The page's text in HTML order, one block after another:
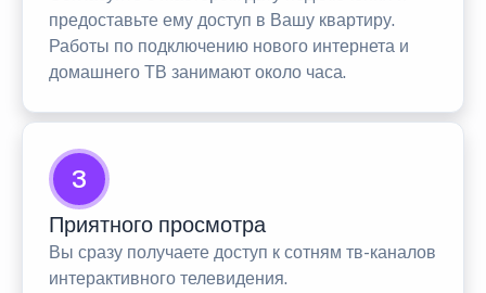
предоставьте ему доступ в Вашу квартиру.
Работы по подключению нового интернета и
домашнего ТВ занимают около часа.
3
Приятного просмотра
Вы сразу получаете доступ к сотням тв-каналов
интерактивного телевидения.